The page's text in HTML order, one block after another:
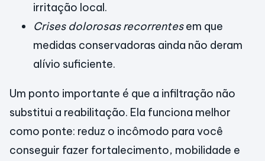
irritação local.
Crises dolorosas recorrentesem que
medidas conservadoras ainda não deram
alívio suficiente.
Um ponto importante é que a infiltração não
substitui a reabilitação. Ela funciona melhor
como ponte: reduz o incômodo para você
conseguir fazer fortalecimento, mobilidade e